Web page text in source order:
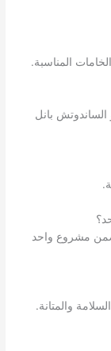
المناسبة.
بانل
مشروع واحد
والمتانة.